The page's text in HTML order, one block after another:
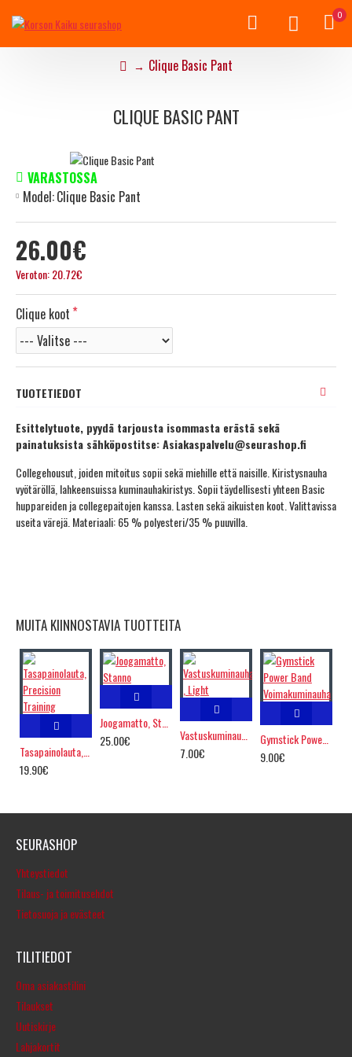
0
Clique Basic Pant
CLIQUE BASIC PANT
26.00€
Veroton: 20.72€
VARASTOSSA
Model:Clique Basic Pant
Clique koot
TUOTETIEDOT
Esittelytuote, pyydä tarjousta isommasta erästä sekä
painatuksista sähköpostitse: Asiakaspalvelu@seurashop.fi
Collegehousut, joiden mitoitus sopii sekä miehille että naisille. Kiristysnauha
vyötäröllä, lahkeensuissa kuminauhakiristys. Sopii täydellisesti yhteen Basic
huppareiden ja collegepaitojen kanssa. Lasten sekä aikuisten koot. Valittavissa
useita värejä. Materiaali: 65 % polyesteri/35 % puuvilla.
MUITA KIINNOSTAVIA TUOTTEITA
19.90€
25.00€
Vastuskuminauha , Light
7.00€
Gymstick Power Band Voimakuminauha
9.00€
SEURASHOP
Yhteystiedot
Tilaus- ja toimitusehdot
Tietosuoja ja evästeet
TILITIEDOT
Oma asiakastilini
Tilaukset
Uutiskirje
Lahjakortit